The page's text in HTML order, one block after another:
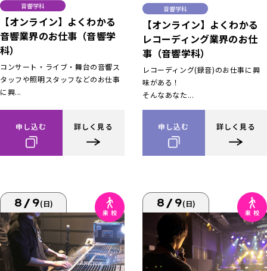
音響学科
【オンライン】よくわかる
音響業界のお仕事（音響学
科）
コンサート・ライブ・舞台の音響ス
タッフや照明スタッフなどのお仕事
に興...
申し込む 詳しく見る
音響学科
【オンライン】よくわかる
レコーディング業界のお仕
事（音響学科）
レコーディング(録音)のお仕事に興
味がある！
そんなあなた...
申し込む 詳しく見る
8/9(日) 8/9(日)